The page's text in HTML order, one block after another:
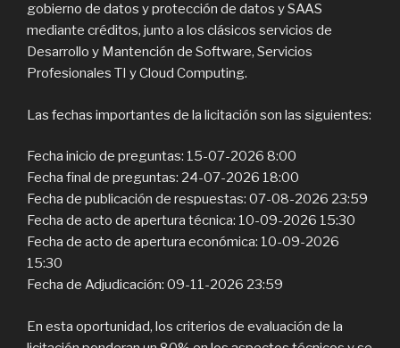
gobierno de datos y protección de datos y SAAS
mediante créditos, junto a los clásicos servicios de
Desarrollo y Mantención de Software, Servicios
Profesionales TI y Cloud Computing.
Las fechas importantes de la licitación son las siguientes:
Fecha inicio de preguntas: 15-07-2026 8:00
Fecha final de preguntas: 24-07-2026 18:00
Fecha de publicación de respuestas: 07-08-2026 23:59
Fecha de acto de apertura técnica: 10-09-2026 15:30
Fecha de acto de apertura económica: 10-09-2026
15:30
Fecha de Adjudicación: 09-11-2026 23:59
En esta oportunidad, los criterios de evaluación de la